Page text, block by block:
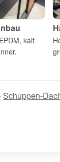
kalt
· Schuppen-